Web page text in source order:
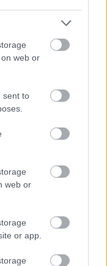
web or
sent to
web or
or app.